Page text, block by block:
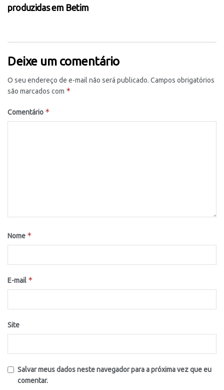
produzidas em Betim
Deixe um comentário
O seu endereço de e-mail não será publicado. Campos obrigatórios
são marcados com *
Comentário *
Nome *
E-mail *
Site
Salvar meus dados neste navegador para a próxima vez que eu
comentar.